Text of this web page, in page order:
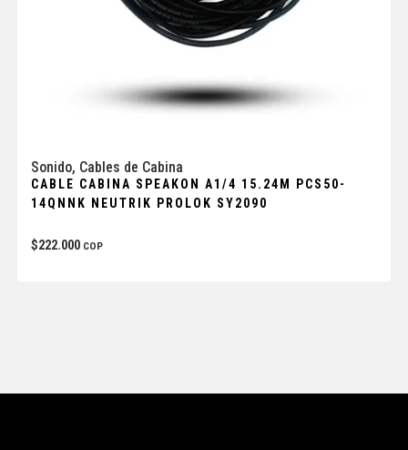
Sonido, Cables de Cabina
CABLE CABINA SPEAKON A1/4 15.24M PCS50-
14QNNK NEUTRIK PROLOK SY2090
$222.000 COP